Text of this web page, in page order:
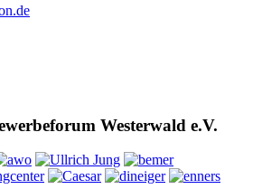
Westerwald e.V.